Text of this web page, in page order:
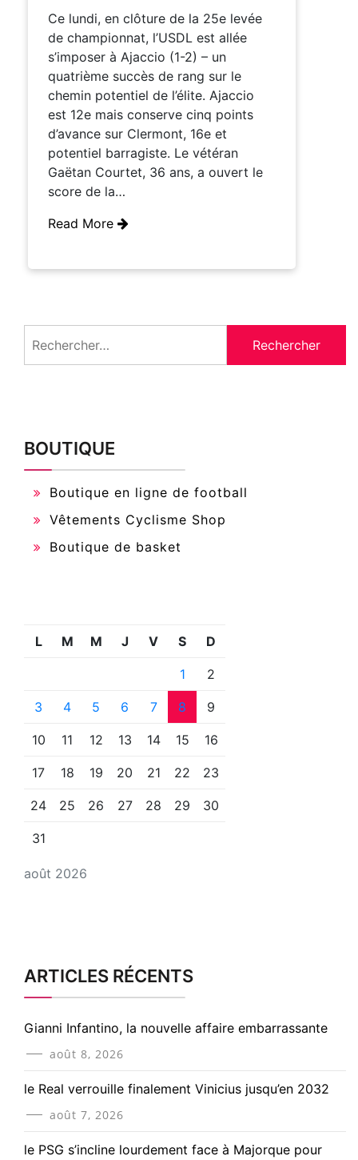
Ce lundi, en clôture de la 25e levée
de championnat, l’USDL est allée
s’imposer à Ajaccio (1-2) – un
quatrième succès de rang sur le
chemin potentiel de l’élite. Ajaccio
est 12e mais conserve cinq points
d’avance sur Clermont, 16e et
potentiel barragiste. Le vétéran
Gaëtan Courtet, 36 ans, a ouvert le
score de la…
Read More
BOUTIQUE
Boutique en ligne de football
Vêtements Cyclisme Shop
Boutique de basket
août 2026
L M M J V S D
1 2
3 4 5 6 7 8 9
10 11 12 13 14 15 16
17 18 19 20 21 22 23
24 25 26 27 28 29 30
31
ARTICLES RÉCENTS
Gianni Infantino, la nouvelle affaire embarrassante
août 8, 2026
le Real verrouille finalement Vinicius jusqu’en 2032
août 7, 2026
le PSG s’incline lourdement face à Majorque pour